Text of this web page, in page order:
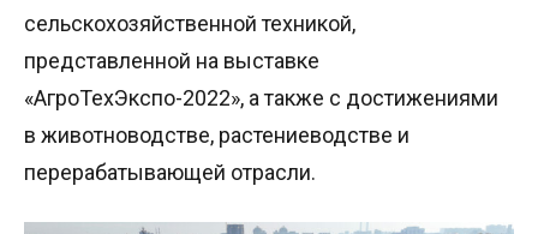
сельскохозяйственной техникой,
представленной на выставке
«АгроТехЭкспо-2022», а также с достижениями
в животноводстве, растениеводстве и
перерабатывающей отрасли.